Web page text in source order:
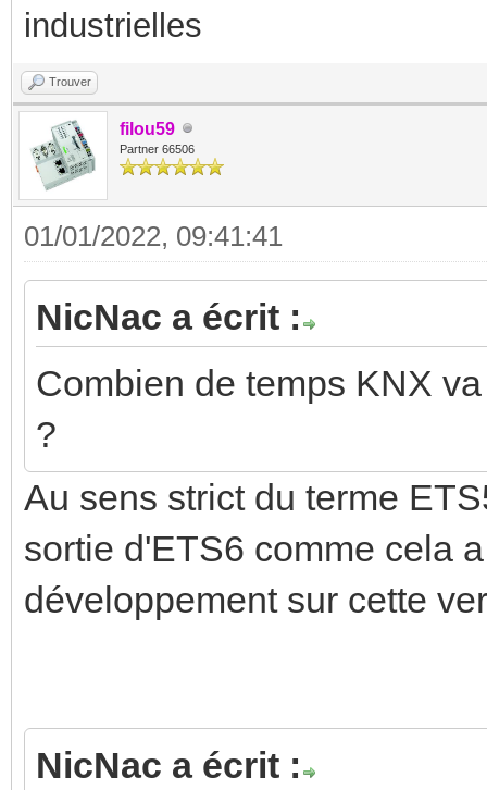
industrielles
Trouver
filou59
Partner 66506
01/01/2022, 09:41:41
NicNac a écrit :
Combien de temps KNX
?
Au sens strict du terme
sortie d'ETS6 comme cela
développement sur cette
NicNac a écrit :